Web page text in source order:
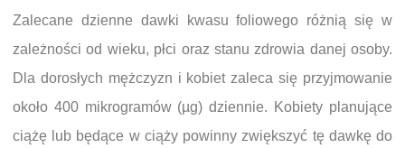
Zalecane dzienne dawki kwasu foliowego różnią się w
zależności od wieku, płci oraz stanu zdrowia danej osoby.
Dla dorosłych mężczyzn i kobiet zaleca się przyjmowanie
około 400 mikrogramów (µg) dziennie. Kobiety planujące
ciążę lub będące w ciąży powinny zwiększyć tę dawkę do